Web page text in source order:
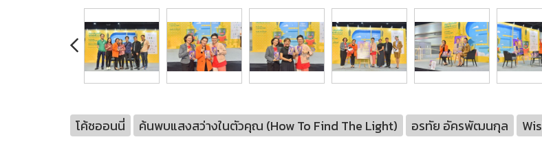
โค้ชออนนี่ ค้นพบแสงสว่างในตัวคุณ (How To Find The Light) อรทัย อัครพัฒนกุล